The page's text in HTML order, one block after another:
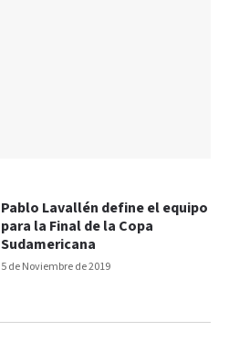
5 de Noviembre de 2019
Pablo Lavallén define el equipo
para la Final de la Copa
Sudamericana